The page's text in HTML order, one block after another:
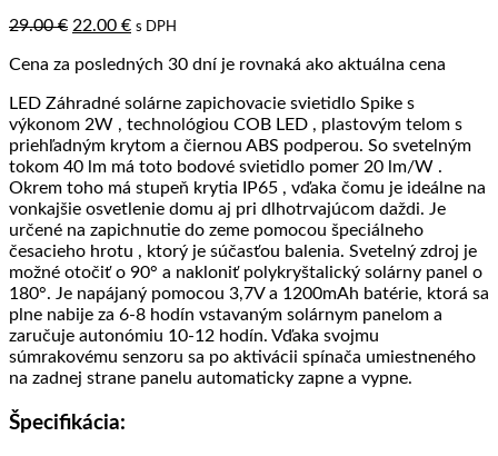
29.00€ Pôvodná
bola:
22.00 €Aktuálna
je:
s DPH
Cena za posledných 30 dní je rovnaká ako aktuálna cena
LED Záhradné solárne zapichovacie svietidlo Spike s
výkonom 2W , technológiou COB LED , plastovým telom s
priehľadným krytom a čiernou ABS podperou. So svetelným
tokom 40 lm má toto bodové svietidlo pomer 20 lm/W .
Okrem toho má stupeň krytia IP65 , vďaka čomu je ideálne na
vonkajšie osvetlenie domu aj pri dlhotrvajúcom daždi. Je
určené na zapichnutie do zeme pomocou špeciálneho
česacieho hrotu , ktorý je súčasťou balenia. Svetelný zdroj je
možné otočiť o 90° a nakloniť polykryštalický solárny panel o
180°. Je napájaný pomocou 3,7V a 1200mAh batérie, ktorá sa
plne nabije za 6-8 hodín vstavaným solárnym panelom a
zaručuje autonómiu 10-12 hodín. Vďaka svojmu
súmrakovému senzoru sa po aktivácii spínača umiestneného
na zadnej strane panelu automaticky zapne a vypne.
Špecifikácia: